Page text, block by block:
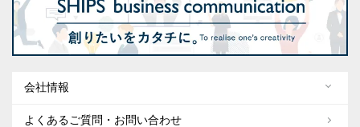
会社情報
よくあるご質問・お問い合わせ